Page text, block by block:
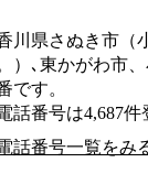
川県さぬき市（
）､東かがわ市
です。
話番号は4,687件
話番号一覧をみ